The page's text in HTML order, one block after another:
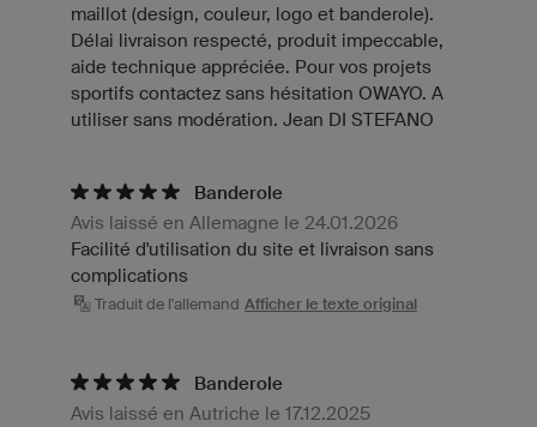
maillot (design, couleur, logo et banderole).
Délai livraison respecté, produit impeccable,
aide technique appréciée. Pour vos projets
sportifs contactez sans hésitation OWAYO. A
utiliser sans modération. Jean DI STEFANO
Banderole
Avis laissé en Allemagne le 24.01.2026
Facilité d'utilisation du site et livraison sans
complications
Traduit de l'allemand Afficher le texte original
Banderole
Avis laissé en Autriche le 17.12.2025